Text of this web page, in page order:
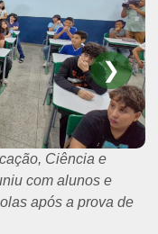
❯
Ciência e
com alunos e
após a prova de